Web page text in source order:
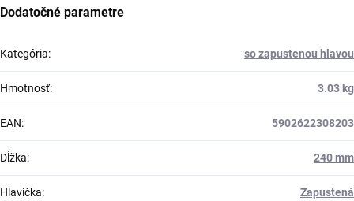
Dodatočné parametre
Kategória: so zapustenou hlavou
Hmotnosť: 3.03 kg
EAN: 5902622308203
Dĺžka: 240 mm
Hlavička: Zapustená